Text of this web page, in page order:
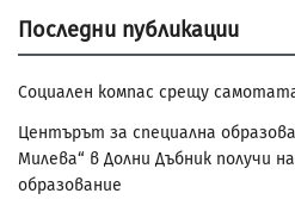
Последни публикации
Социален компас срещу
Центърът за специална
Милева“ в Долни Дъбник получи
образование